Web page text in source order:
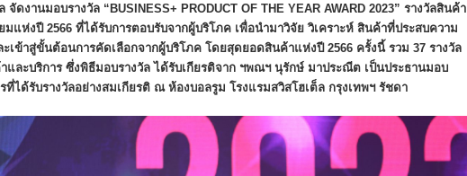
ดงานมอบรางวัล “BUSINESS+ PRODUCT OF THE YEAR AWARD 2023” รางวัลสินค้า
มแห่งปี 2566 ที่ได้รับการตอบรับจากผู้บริโภค เพื่อนำมาวิจัย วิเคราะห์ สินค้าที่ประสบความ
ะเข้าสู่ขั้นต้อนการคัดเลือกจากผู้บริโภค โดยสุดยอดสินค้าแห่งปี 2566 ครั้งนี้ รวม 37 รางวัล
และบริการ ซึ่งพิธีมอบรางวัล ได้รับเกียรติจาก ฯพณฯ นุรักษ์ มาประณีต เป็นประธานมอบ
ที่ได้รับรางวัลอย่างสมเกียรติ ณ ห้องบอลรูม โรงแรมสวิสโฮเต็ล กรุงเทพฯ รัชดา